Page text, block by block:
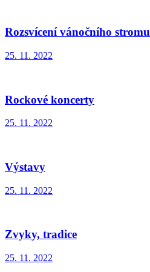
Rozsvícení vánočního stromu
25. 11. 2022
Rockové koncerty
25. 11. 2022
Výstavy
25. 11. 2022
Zvyky, tradice
25. 11. 2022